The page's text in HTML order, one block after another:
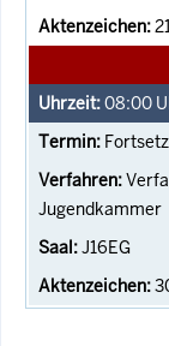
08:00
Jugendkammer
J16EG